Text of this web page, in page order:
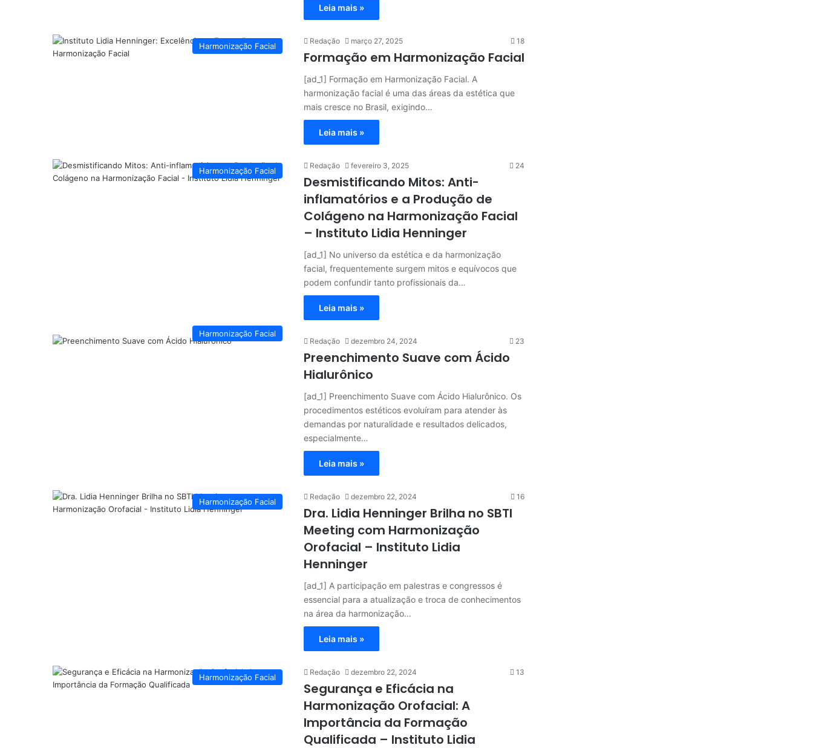
Leia mais »
Harmonização Facial
Redação março 27, 2025 18
Formação em Harmonização Facial
[ad_1] Formação em Harmonização Facial. A
harmonização facial é uma das áreas da estética que
mais cresce no Brasil, exigindo…
Leia mais »
Harmonização Facial
Redação fevereiro 3, 2025 24
Desmistificando Mitos: Anti-
inflamatórios e a Produção de
Colágeno na Harmonização Facial
– Instituto Lidia Henninger
[ad_1] No universo da estética e da harmonização
facial, frequentemente surgem mitos e equívocos que
podem confundir tanto profissionais da…
Leia mais »
Harmonização Facial
Redação dezembro 24, 2024 23
Preenchimento Suave com Ácido
Hialurônico
[ad_1] Preenchimento Suave com Ácido Hialurônico. Os
procedimentos estéticos evoluíram para atender às
demandas por naturalidade e resultados delicados,
especialmente…
Leia mais »
Harmonização Facial
Redação dezembro 22, 2024 16
Dra. Lidia Henninger Brilha no SBTI
Meeting com Harmonização
Orofacial – Instituto Lidia
Henninger
[ad_1] A participação em palestras e congressos é
essencial para a atualização e troca de conhecimentos
na área da harmonização…
Leia mais »
Harmonização Facial
Redação dezembro 22, 2024 13
Segurança e Eficácia na
Harmonização Orofacial: A
Importância da Formação
Qualificada – Instituto Lidia